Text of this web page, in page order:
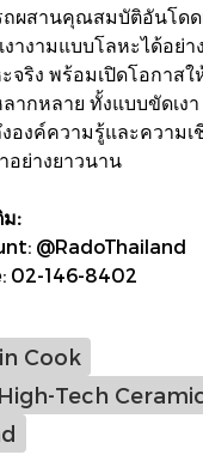
ถผสานคุณสมบัติอันโดด
งางามแบบโลหะได้อย่า
จริง พร้อมเปิดโอกาสใ
ากหลาย ทั้งแบบขัดเง
องค์ความรู้และความ
อย่างยาวนาน
:
@RadoThailand
02-146-8402
Cook
Tech